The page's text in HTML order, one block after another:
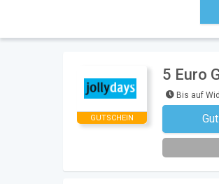
GUTSCHEIN
5 Euro
Bis auf